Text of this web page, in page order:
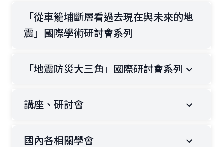
「從車籠埔斷層看過去現在與未來的地
震」國際學術研討會系列
「地震防災大三角」國際研討會系列
講座、研討會
國內各相關學會